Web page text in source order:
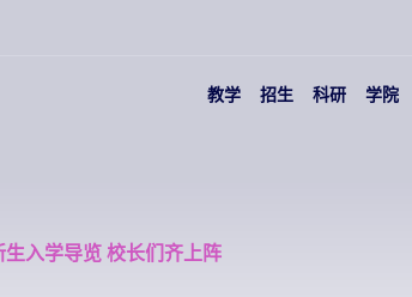
教学 招生 科研 学院
生入学导览 校长们齐上阵